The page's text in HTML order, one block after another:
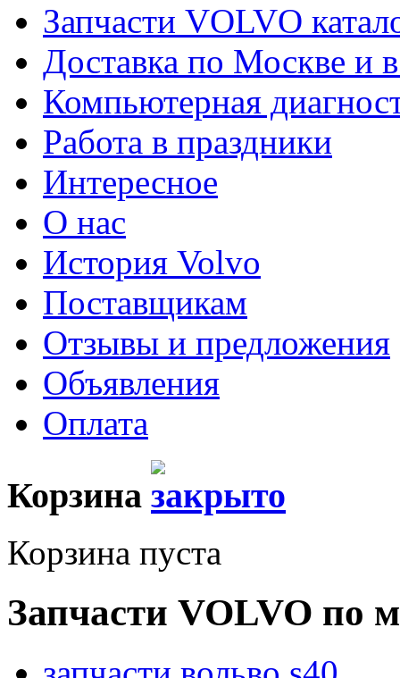
Запчасти VOLVO
Доставка по Москве и
Компьютерная
Работа в праздники
Интересное
О нас
История Volvo
Поставщикам
Отзывы и предложения
Объявления
Оплата
Корзина
Корзина пуста
Запчасти VOLVO по